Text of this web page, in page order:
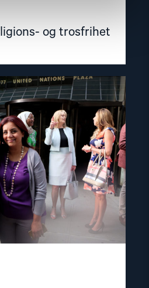
og trosfrihet
Read
article
"Vil
styrke
likestilling
og
trosfrihet"